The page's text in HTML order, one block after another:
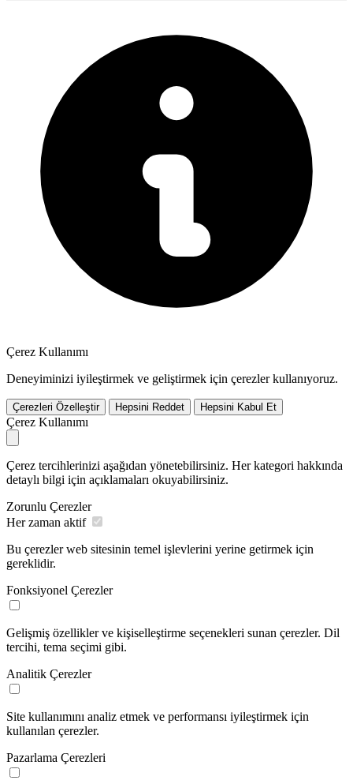
Çerez Kullanımı
Deneyiminizi iyileştirmek ve geliştirmek için çerezler kullanıyoruz.
Çerezleri Özelleştir Hepsini Reddet Hepsini Kabul Et
Çerez Kullanımı
Çerez tercihlerinizi aşağıdan yönetebilirsiniz. Her kategori hakkında
detaylı bilgi için açıklamaları okuyabilirsiniz.
Zorunlu Çerezler
Her zaman aktif
Bu çerezler web sitesinin temel işlevlerini yerine getirmek için
gereklidir.
Fonksiyonel Çerezler
Gelişmiş özellikler ve kişiselleştirme seçenekleri sunan çerezler. Dil
tercihi, tema seçimi gibi.
Analitik Çerezler
Site kullanımını analiz etmek ve performansı iyileştirmek için
kullanılan çerezler.
Pazarlama Çerezleri